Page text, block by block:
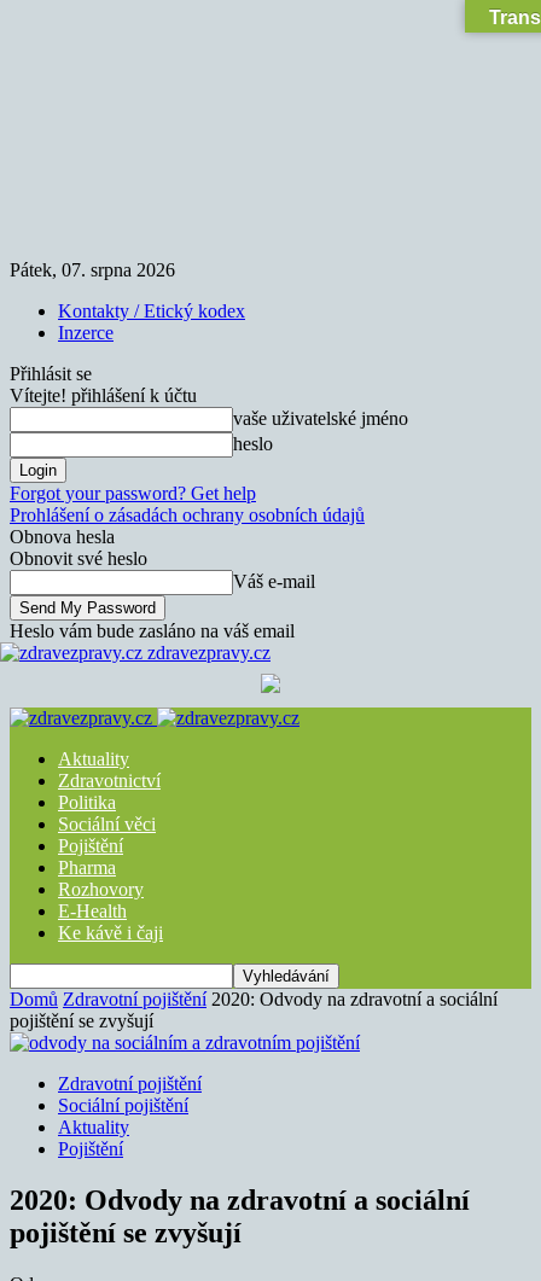
Pátek, 07. srpna 2026
Kontakty / Etický kodex
Inzerce
Přihlásit se
Vítejte! přihlášení k účtu
vaše uživatelské jméno
heslo
Forgot your password? Get help
Prohlášení o zásadách ochrany osobních údajů
Obnova hesla
Obnovit své heslo
Váš e-mail
Heslo vám bude zasláno na váš email
zdravezpravy.cz
Aktuality
Zdravotnictví
Politika
Sociální věci
Pojištění
Pharma
Rozhovory
E-Health
Ke kávě i čaji
Domů Zdravotní pojištění 2020: Odvody na zdravotní a sociální
pojištění se zvyšují
Zdravotní pojištění
Sociální pojištění
Aktuality
Pojištění
2020: Odvody na zdravotní a sociální
pojištění se zvyšují